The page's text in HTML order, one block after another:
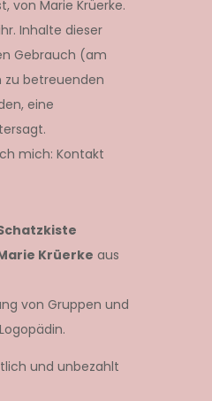
von Marie Krüerke.
Inhalte dieser
Gebrauch (am
zu betreuenden
eine
mich: Kontakt
Krüerke aus
von Gruppen und
und unbezahlt